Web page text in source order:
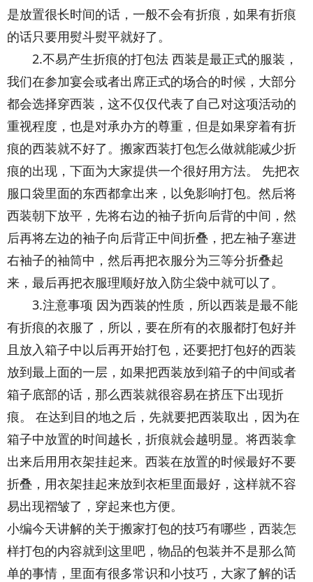
是放置很长时间的话，一般不会有折痕，如果有折痕
的话只要用熨斗熨平就好了。
2.不易产生折痕的打包法 西装是最正式的服装，
我们在参加宴会或者出席正式的场合的时候，大部分
都会选择穿西装，这不仅仅代表了自己对这项活动的
重视程度，也是对承办方的尊重，但是如果穿着有折
痕的西装就不好了。搬家西装打包怎么做就能减少折
痕的出现，下面为大家提供一个很好用方法。 先把衣
服口袋里面的东西都拿出来，以免影响打包。然后将
西装朝下放平，先将右边的袖子折向后背的中间，然
后再将左边的袖子向后背正中间折叠，把左袖子塞进
右袖子的袖筒中，然后再把衣服分为三等分折叠起
来，最后再把衣服理顺好放入防尘袋中就可以了。
3.注意事项 因为西装的性质，所以西装是最不能
有折痕的衣服了，所以，要在所有的衣服都打包好并
且放入箱子中以后再开始打包，还要把打包好的西装
放到最上面的一层，如果把西装放到箱子的中间或者
箱子底部的话，那么西装就很容易在挤压下出现折
痕。 在达到目的地之后，先就要把西装取出，因为在
箱子中放置的时间越长，折痕就会越明显。将西装拿
出来后用用衣架挂起来。西装在放置的时候最好不要
折叠，用衣架挂起来放到衣柜里面最好，这样就不容
易出现褶皱了，穿起来也方便。
小编今天讲解的关于搬家打包的技巧有哪些，西装怎
样打包的内容就到这里吧，物品的包装并不是那么简
单的事情，里面有很多常识和小技巧，大家了解的话